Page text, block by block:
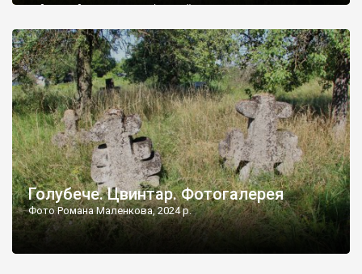
найкращий регулятор шкідливої, для старих кладовищ,
бруньками, кози ті бруньки обгризають, бо то улюблений
делікатес. На цвинтарі у Голубечому ціла колекція
різноманітних форм хрестів. Село відносно невелике, […]
Голубече. Цвинтар. Фотогалерея
Фото Романа Маленкова, 2024 р.